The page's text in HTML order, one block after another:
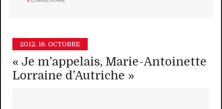
2012. 16. OCTOBRE
« Je m’appelais, Marie-Antoinette
Lorraine d’Autriche »